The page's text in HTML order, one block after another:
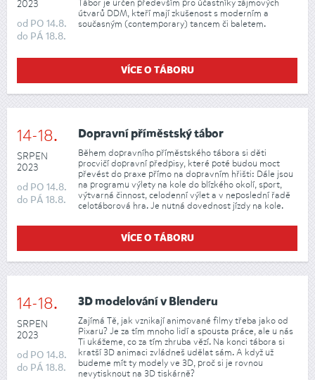
2023
od PO 14.8.
do PÁ 18.8.
útvarů DDM, kteří mají zkušenost s moderním a
současným (contemporary) tancem či baletem.
VÍCE O TÁBORU
14-18.
SRPEN
2023
od PO 14.8.
do PÁ 18.8.
Dopravní příměstský tábor
Během dopravního příměstského tábora si děti
procvičí dopravní předpisy, které poté budou moct
převést do praxe přímo na dopravním hřišti: Dále jsou
na programu výlety na kole do blízkého okolí, sport,
výtvarná činnost, celodenní výlet a v neposlední řadě
celotáborová hra. Je nutná dovednost jízdy na kole.
VÍCE O TÁBORU
14-18.
SRPEN
2023
od PO 14.8.
do PÁ 18.8.
3D modelování v Blenderu
Zajímá Tě, jak vznikají animované filmy třeba jako od
Pixaru? Je za tím mnoho lidí a spousta práce, ale u nás
Ti ukážeme, co za tím zhruba vězí. Na konci tábora si
kratší 3D animaci zvládneš udělat sám. A když už
budeme mít ty modely ve 3D, proč si je rovnou
nevytisknout na 3D tiskárně?